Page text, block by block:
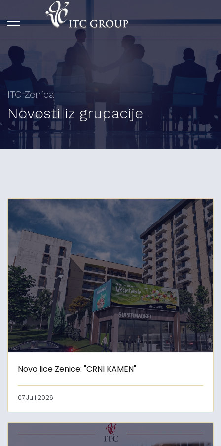
ITC Zenica
Novosti iz grupacije
Novo lice Zenice: "CRNI KAMEN"
07 Juli 2026